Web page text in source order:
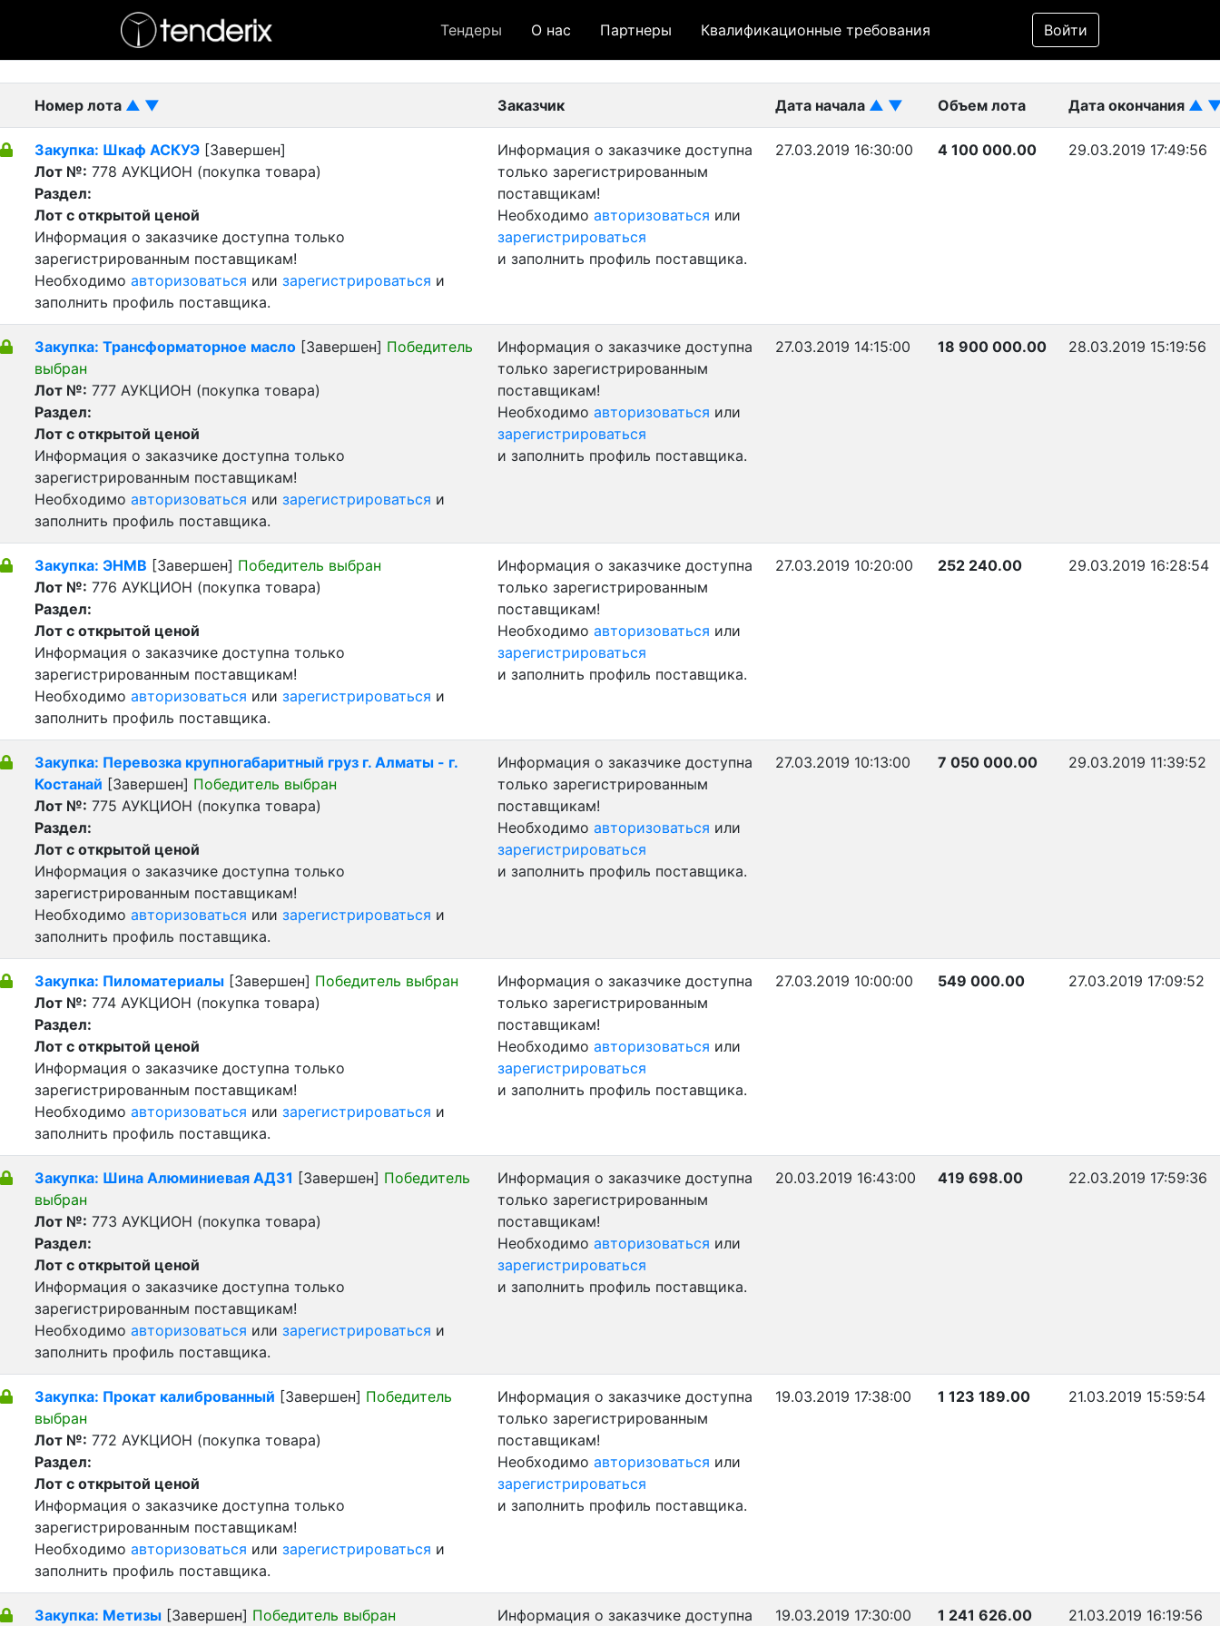
Тендеры О нас Партнеры Квалификационные требования Войти
Фильтр
- Завершенный лот
Номер лота ▲ ▼ Заказчик Дата начала ▲ ▼ Объем лота Дата окончания ▲
Закупка: Шкаф АСКУЭ [Завершен]
Лот №: 778 АУКЦИОН (покупка товара)
Раздел:
Лот с открытой ценой
Информация о заказчике доступна только
зарегистрированным поставщикам!
Необходимо авторизоваться или зарегистрироваться и
заполнить профиль поставщика.
Информация о заказчике доступна
только зарегистрированным
поставщикам!
Необходимо авторизоваться или
зарегистрироваться
и заполнить профиль поставщика.
27.03.2019 16:30:00 4 100 000.00 29.03.2019 17:49:56
Закупка: Трансформаторное масло [Завершен] Победитель
выбран
Лот №: 777 АУКЦИОН (покупка товара)
Раздел:
Лот с открытой ценой
Информация о заказчике доступна только
зарегистрированным поставщикам!
Необходимо авторизоваться или зарегистрироваться и
заполнить профиль поставщика.
Информация о заказчике доступна
только зарегистрированным
поставщикам!
Необходимо авторизоваться или
зарегистрироваться
и заполнить профиль поставщика.
27.03.2019 14:15:00 18 900 000.00 28.03.2019 15:19:56
Закупка: ЭНМВ [Завершен] Победитель выбран
Лот №: 776 АУКЦИОН (покупка товара)
Раздел:
Лот с открытой ценой
Информация о заказчике доступна только
зарегистрированным поставщикам!
Необходимо авторизоваться или зарегистрироваться и
заполнить профиль поставщика.
Информация о заказчике доступна
только зарегистрированным
поставщикам!
Необходимо авторизоваться или
зарегистрироваться
и заполнить профиль поставщика.
27.03.2019 10:20:00 252 240.00 29.03.2019 16:28:54
Закупка: Перевозка крупногабаритный груз г. Алматы - г.
Костанай [Завершен] Победитель выбран
Лот №: 775 АУКЦИОН (покупка товара)
Раздел:
Лот с открытой ценой
Информация о заказчике доступна только
зарегистрированным поставщикам!
Необходимо авторизоваться или зарегистрироваться и
заполнить профиль поставщика.
Информация о заказчике доступна
только зарегистрированным
поставщикам!
Необходимо авторизоваться или
зарегистрироваться
и заполнить профиль поставщика.
27.03.2019 10:13:00 7 050 000.00 29.03.2019 11:39:52
Закупка: Пиломатериалы [Завершен] Победитель выбран
Лот №: 774 АУКЦИОН (покупка товара)
Раздел:
Лот с открытой ценой
Информация о заказчике доступна только
зарегистрированным поставщикам!
Необходимо авторизоваться или зарегистрироваться и
заполнить профиль поставщика.
Информация о заказчике доступна
только зарегистрированным
поставщикам!
Необходимо авторизоваться или
зарегистрироваться
и заполнить профиль поставщика.
27.03.2019 10:00:00 549 000.00 27.03.2019 17:09:52
Закупка: Шина Алюминиевая АД31 [Завершен] Победитель
выбран
Лот №: 773 АУКЦИОН (покупка товара)
Раздел:
Лот с открытой ценой
Информация о заказчике доступна только
зарегистрированным поставщикам!
Необходимо авторизоваться или зарегистрироваться и
заполнить профиль поставщика.
Информация о заказчике доступна
только зарегистрированным
поставщикам!
Необходимо авторизоваться или
зарегистрироваться
и заполнить профиль поставщика.
20.03.2019 16:43:00 419 698.00 22.03.2019 17:59:36
Закупка: Прокат калиброванный [Завершен] Победитель
выбран
Лот №: 772 АУКЦИОН (покупка товара)
Раздел:
Лот с открытой ценой
Информация о заказчике доступна только
зарегистрированным поставщикам!
Необходимо авторизоваться или зарегистрироваться и
заполнить профиль поставщика.
Информация о заказчике доступна
только зарегистрированным
поставщикам!
Необходимо авторизоваться или
зарегистрироваться
и заполнить профиль поставщика.
19.03.2019 17:38:00 1 123 189.00 21.03.2019 15:59:54
Закупка: Метизы [Завершен] Победитель выбран Информация о заказчике доступна 19.03.2019 17:30:00 1 241 626.00 21.03.2019 16:19:56